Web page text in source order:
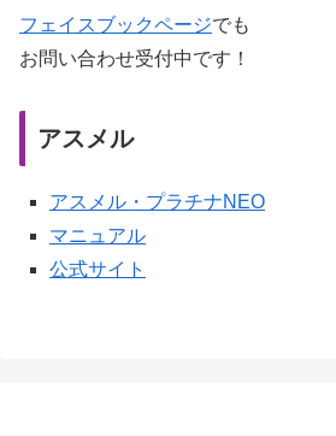
フェイスブックページでも
お問い合わせ受付中です！
アスメル
アスメル・プラチナNEO
マニュアル
公式サイト